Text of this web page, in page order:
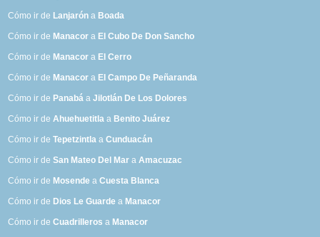
Cómo ir de Lanjarón a Boada
Cómo ir de Manacor a El Cubo De Don Sancho
Cómo ir de Manacor a El Cerro
Cómo ir de Manacor a El Campo De Peñaranda
Cómo ir de Panabá aJilotlán De Los Dolores
Cómo ir deAhuehuetitla a Benito Juárez
Cómo ir deTepetzintla aCunduacán
Cómo ir deSan Mateo Del Mar aAmacuzac
Cómo ir de Mosende aCuesta Blanca
Cómo ir de Dios Le Guarde a Manacor
Cómo ir deCuadrilleros a Manacor